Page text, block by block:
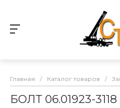
Главная / Каталог товаров /
БОЛТ 06.01923-3118